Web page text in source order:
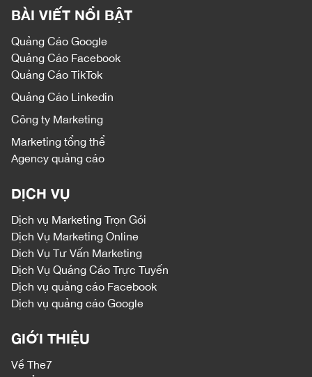
BÀI VIẾT NỔI BẬT
Quảng Cáo Google
Quảng Cáo Facebook
Quảng Cáo TikTok
Quảng Cáo Linkedin
Công ty Marketing
Marketing tổng thể
Agency quảng cáo
DỊCH VỤ
Dịch vụ Marketing Trọn Gói
Dịch Vụ Marketing Online
Dịch Vụ Tư Vấn Marketing
Dịch Vụ Quảng Cáo Trực Tuyến
Dịch vụ quảng cáo Facebook
Dịch vụ quảng cáo Google
GIỚI THIỆU
Về The7